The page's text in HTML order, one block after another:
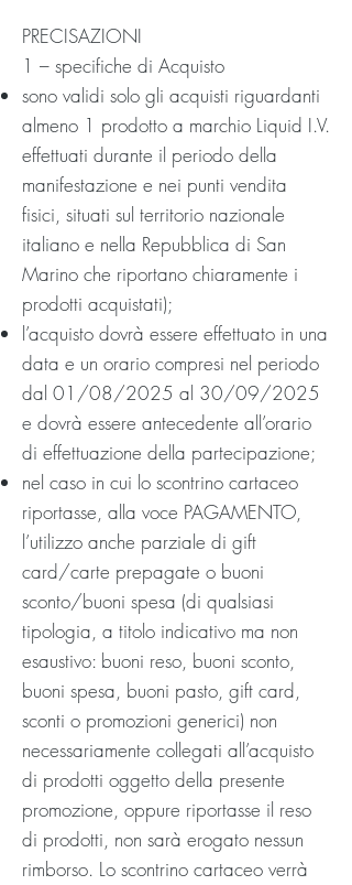
PRECISAZIONI
1 – specifiche di Acquisto
sono validi solo gli acquisti riguardanti
almeno 1 prodotto a marchio Liquid I.V.
effettuati durante il periodo della
manifestazione e nei punti vendita
fisici, situati sul territorio nazionale
italiano e nella Repubblica di San
Marino che riportano chiaramente i
prodotti acquistati);
l’acquisto dovrà essere effettuato in una
data e un orario compresi nel periodo
dal 01/08/2025 al 30/09/2025
e dovrà essere antecedente all’orario
di effettuazione della partecipazione;
nel caso in cui lo scontrino cartaceo
riportasse, alla voce PAGAMENTO,
l’utilizzo anche parziale di gift
card/carte prepagate o buoni
sconto/buoni spesa (di qualsiasi
tipologia, a titolo indicativo ma non
esaustivo: buoni reso, buoni sconto,
buoni spesa, buoni pasto, gift card,
sconti o promozioni generici) non
necessariamente collegati all’acquisto
di prodotti oggetto della presente
promozione, oppure riportasse il reso
di prodotti, non sarà erogato nessun
rimborso. Lo scontrino cartaceo verrà